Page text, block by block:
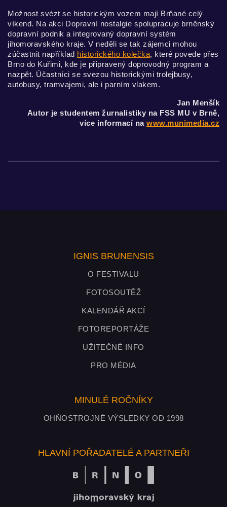
Možnost svézt se historickým vozem mají Brňané celý
víkend. Na akci Dopravní nostalgie spolupracuje brněnský
dopravní podnik a integrovaný dopravní systém
jihomoravského kraje. V neděli se tak zájemci mohou
zúčastnit například historického kolečka, které povede přes
Brno do Kuřimi, kde je připravený doprovodný program a
nazpět. Účastníci se svezou historickými trolejbusy,
autobusy, tramvajemi, ale i parním vlakem.
Jan Menšík
Autor je studentem žurnalistiky na FSS MU v Brně,
více informací na www.munimedia.cz
IGNIS BRUNENSIS
O FESTIVALU
FOTOSOUTĚŽ
KALENDÁŘ AKCÍ
FOTOREPORTÁŽE
UŽITEČNÉ INFO
PRO MÉDIA
MINULÉ ROČNÍKY
OHŇOSTROJNÉ VÝSLEDKY OD 1998
HLAVNÍ POŘADATELÉ A PARTNEŘI